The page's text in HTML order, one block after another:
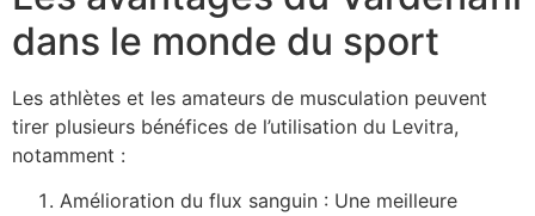
dans le monde du sport
Les athlètes et les amateurs de musculation peuvent
tirer plusieurs bénéfices de l’utilisation du Levitra,
notamment :
Amélioration du flux sanguin : Une meilleure